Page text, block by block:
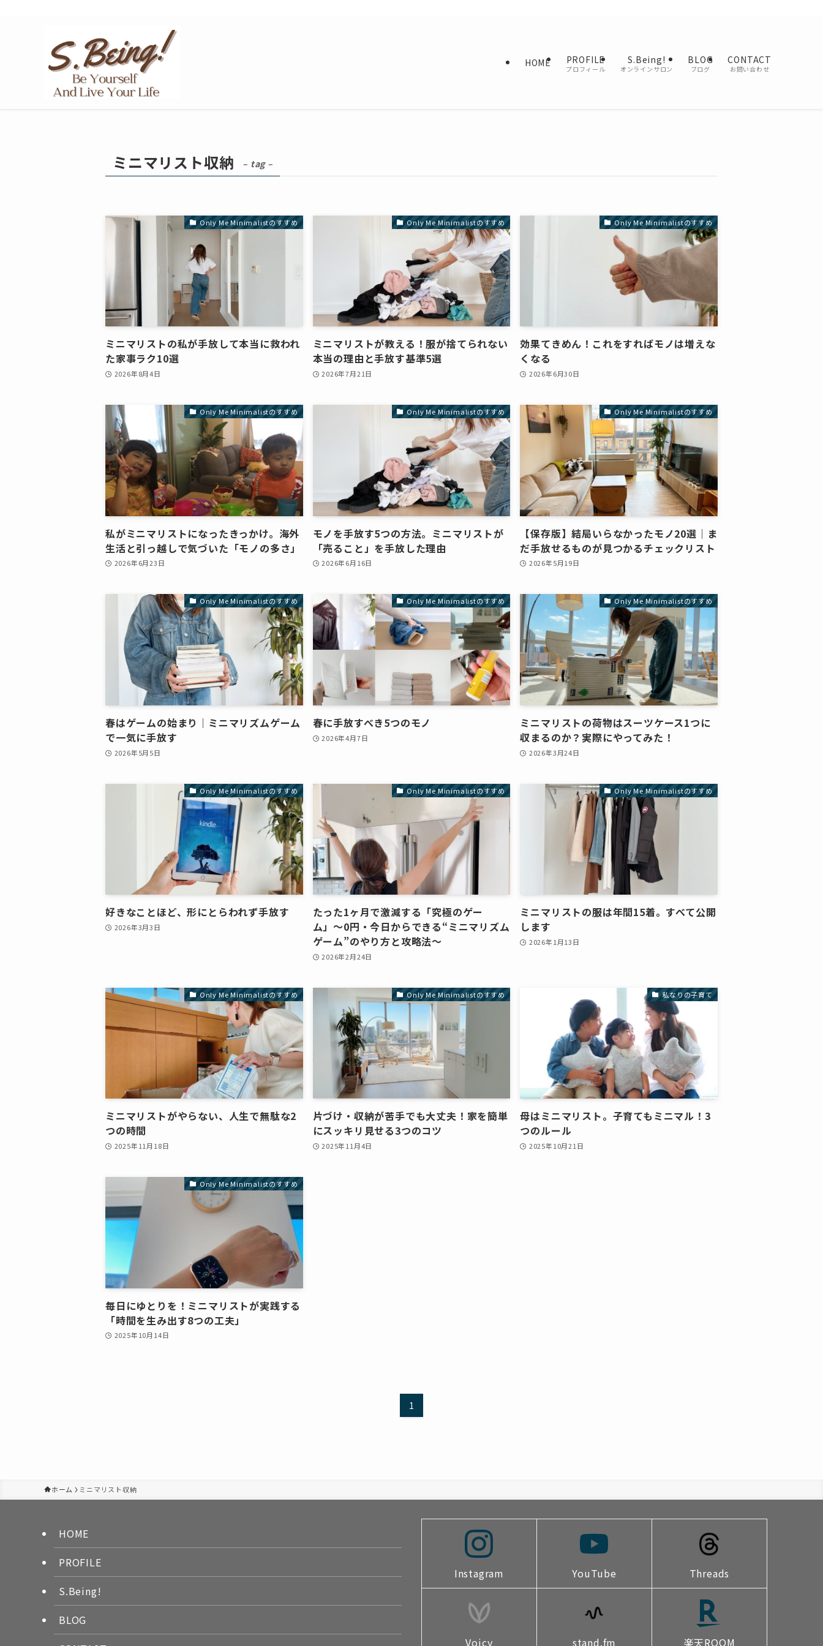
HOME PROFILE
プロフィール
S.Being!
オンラインサロン
BLOG
ブログ
CONTACT
お問い合わせ
ミニマリスト収納 – tag –
Only Me Minimalistのすすめ
ミニマリストの私が手放して本当に救われ
た家事ラク10選
2026年8月4日
Only Me Minimalistのすすめ
ミニマリストが教える！服が捨てられない
本当の理由と手放す基準5選
2026年7月21日
Only Me Minimalistのすすめ
効果てきめん！これをすればモノは増えな
くなる
2026年6月30日
Only Me Minimalistのすすめ
私がミニマリストになったきっかけ。海外
生活と引っ越しで気づいた「モノの多さ」
2026年6月23日
Only Me Minimalistのすすめ
モノを手放す5つの方法。ミニマリストが
「売ること」を手放した理由
2026年6月16日
Only Me Minimalistのすすめ
【保存版】結局いらなかったモノ20選｜ま
だ手放せるものが見つかるチェックリスト
2026年5月19日
Only Me Minimalistのすすめ
春はゲームの始まり｜ミニマリズムゲーム
で一気に手放す
2026年5月5日
Only Me Minimalistのすすめ
春に手放すべき5つのモノ
2026年4月7日
Only Me Minimalistのすすめ
ミニマリストの荷物はスーツケース1つに
収まるのか？実際にやってみた！
2026年3月24日
Only Me Minimalistのすすめ
好きなことほど、形にとらわれず手放す
2026年3月3日
Only Me Minimalistのすすめ
たった1ヶ月で激減する「究極のゲー
ム」〜0円・今日からできる“ミニマリズム
ゲーム”のやり方と攻略法〜
2026年2月24日
Only Me Minimalistのすすめ
ミニマリストの服は年間15着。すべて公開
します
2026年1月13日
Only Me Minimalistのすすめ
ミニマリストがやらない、人生で無駄な2
つの時間
2025年11月18日
Only Me Minimalistのすすめ
片づけ・収納が苦手でも大丈夫！家を簡単
にスッキリ見せる3つのコツ
2025年11月4日
私なりの子育て
母はミニマリスト。子育てもミニマル！3
つのルール
2025年10月21日
Only Me Minimalistのすすめ
毎日にゆとりを！ミニマリストが実践する
「時間を生み出す8つの工夫」
2025年10月14日
1
ホーム ミニマリスト収納
HOME
PROFILE
S.Being!
BLOG
Instagram YouTube Threads
Voicy stand.fm 楽天ROOM